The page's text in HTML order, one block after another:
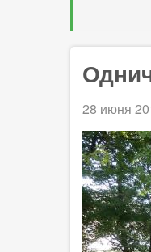
28 июня